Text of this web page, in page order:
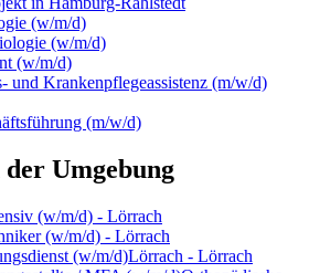
(w/m/d)
(w/m/d)
(w/m/d)
und Krankenpflegeassistenz (m/w/d)
(m/w/d)
Umgebung
(w/m/d) - Lörrach
(w/m/d) - Lörrach
(w/m/d)Lörrach - Lörrach